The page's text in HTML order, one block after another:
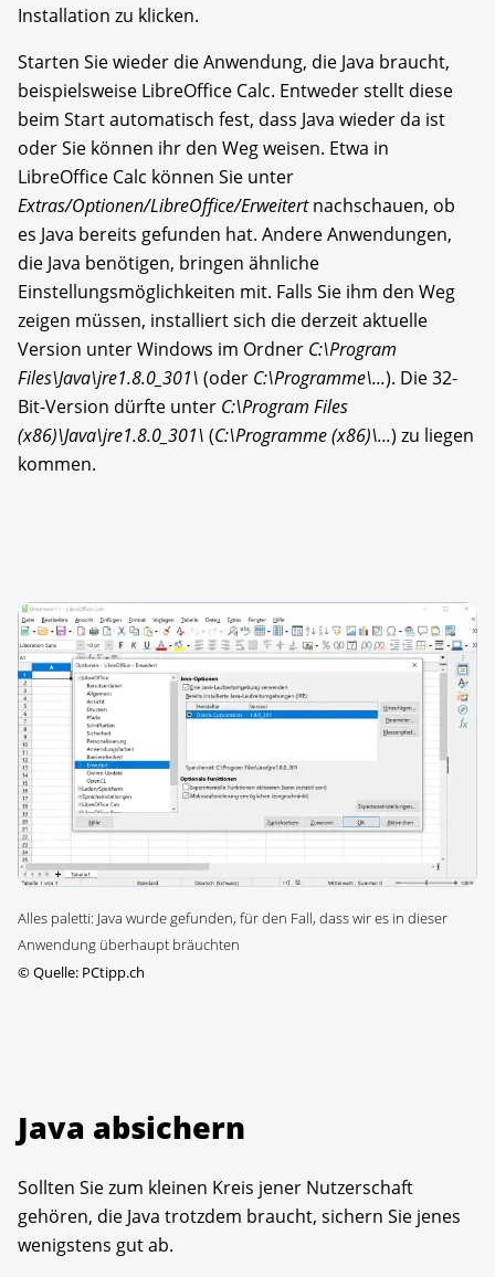
Installation zu klicken.
Starten Sie wieder die Anwendung, die Java braucht,
beispielsweise LibreOffice Calc. Entweder stellt diese
beim Start automatisch fest, dass Java wieder da ist
oder Sie können ihr den Weg weisen. Etwa in
LibreOffice Calc können Sie unter
Extras/Optionen/LibreOffice/Erweitertnachschauen, ob
es Java bereits gefunden hat. Andere Anwendungen,
die Java benötigen, bringen ähnliche
Einstellungsmöglichkeiten mit. Falls Sie ihm den Weg
zeigen müssen, installiert sich die derzeit aktuelle
Version unter Windows im Ordner C:\Program
Files\Java\jre1.8.0_301\ (oder C:\Programme\...). Die 32-
Bit-Version dürfte unter C:\Program Files
(x86)\Java\jre1.8.0_301\ (C:\Programme (x86)\...) zu liegen
kommen.
Alles paletti: Java wurde gefunden, für den Fall, dass wir es in dieser
Anwendung überhaupt bräuchten
©Quelle: PCtipp.ch
Java absichern
Sollten Sie zum kleinen Kreis jener Nutzerschaft
gehören, die Java trotzdem braucht, sichern Sie jenes
wenigstens gut ab.